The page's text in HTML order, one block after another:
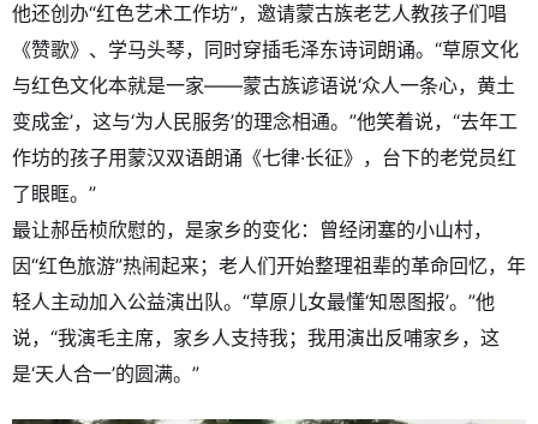
他还创办“红色艺术工作坊”，邀请蒙古族老艺人教孩子们唱
《赞歌》、学马头琴，同时穿插毛泽东诗词朗诵。“草原文化
与红色文化本就是一家——蒙古族谚语说‘众人一条心，黄土
变成金’，这与‘为人民服务’的理念相通。”他笑着说，“去年工
作坊的孩子用蒙汉双语朗诵《七律·长征》，台下的老党员红
了眼眶。”
最让郝岳桢欣慰的，是家乡的变化：曾经闭塞的小山村，
因“红色旅游”热闹起来；老人们开始整理祖辈的革命回忆，年
轻人主动加入公益演出队。“草原儿女最懂‘知恩图报’。”他
说，“我演毛主席，家乡人支持我；我用演出反哺家乡，这
是‘天人合一’的圆满。”